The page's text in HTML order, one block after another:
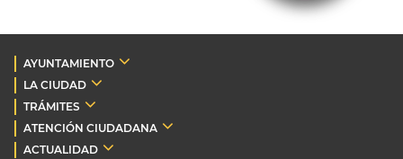
AYUNTAMIENTO
LA CIUDAD
TRÁMITES
ATENCIÓN CIUDADANA
ACTUALIDAD